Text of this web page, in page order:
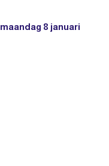
maandag 8 januari